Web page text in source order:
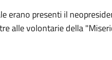
erano presenti il
alle volontarie della